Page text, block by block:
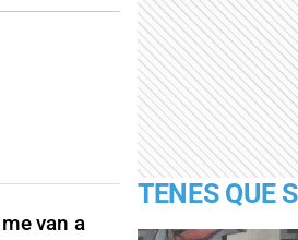
van a
TENES QUE